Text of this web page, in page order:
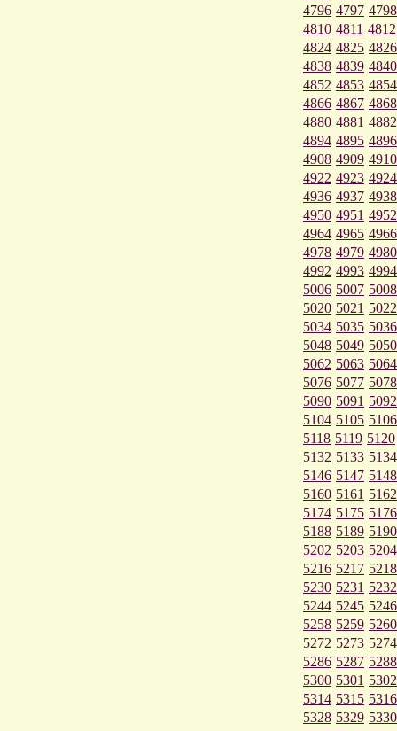
4796 4797 4798
4810 4811 4812
4824 4825 4826
4838 4839 4840
4852 4853 4854
4866 4867 4868
4880 4881 4882
4894 4895 4896
4908 4909 4910
4922 4923 4924
4936 4937 4938
4950 4951 4952
4964 4965 4966
4978 4979 4980
4992 4993 4994
5006 5007 5008
5020 5021 5022
5034 5035 5036
5048 5049 5050
5062 5063 5064
5076 5077 5078
5090 5091 5092
5104 5105 5106
5118 5119 5120
5132 5133 5134
5146 5147 5148
5160 5161 5162
5174 5175 5176
5188 5189 5190
5202 5203 5204
5216 5217 5218
5230 5231 5232
5244 5245 5246
5258 5259 5260
5272 5273 5274
5286 5287 5288
5300 5301 5302
5314 5315 5316
5328 5329 5330